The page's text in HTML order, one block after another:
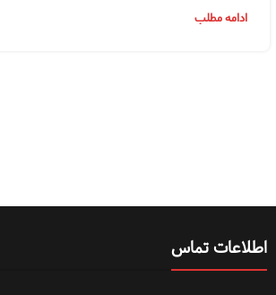
ادامه مطلب
اطلاعات تماس